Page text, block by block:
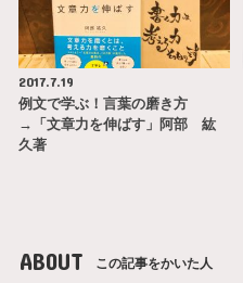
2017.7.19
例文で学ぶ！言葉の磨き方
→「文章力を伸ばす」阿部 紘
久著
ABOUT この記事をかいた人